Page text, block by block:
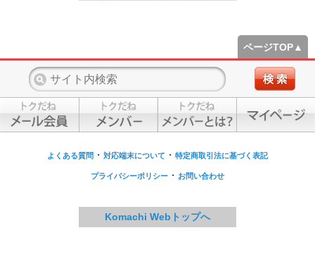
ページTOP▲
よくある質問 ・ 対応端末について ・ 特定商取引法に基づく表記
プライバシーポリシー ・ お問い合わせ
Komachi Webトップへ